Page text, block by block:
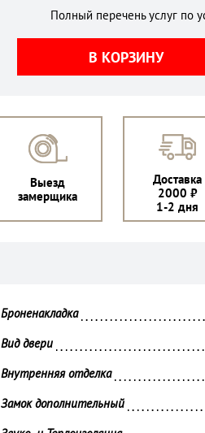
Полный перечень услуг по
В КОРЗИНУ
Выезд
замерщика
Доставка
2000 ₽
1-2 дня
Броненакладка
Вид двери
Внутренняя отделка
Замок дополнительный